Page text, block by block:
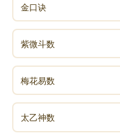
金口诀
紫微斗数
梅花易数
太乙神数